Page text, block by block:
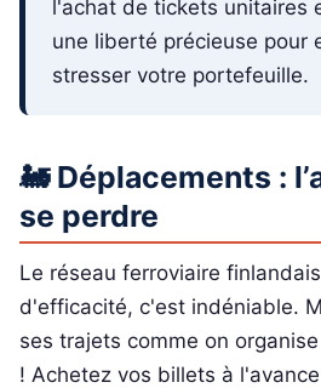
l'achat de tickets unitaires
une liberté précieuse pour
stresser votre portefeuille.
🚂 Déplacements :
se perdre
Le réseau ferroviaire
d'efficacité, c'est indéniable.
ses trajets comme on
! Achetez vos billets à